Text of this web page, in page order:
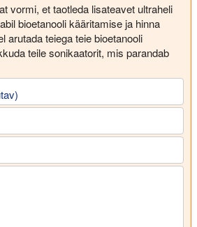
vormi, et taotleda lisateavet ultraheli
bioetanooli kääritamise ja hinna
arutada teiega teie bioetanooli
teile sonikaatorit, mis parandab